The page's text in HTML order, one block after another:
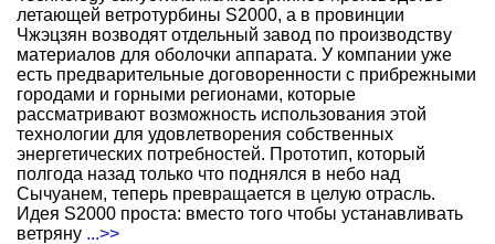
летающей ветротурбины S2000, а в провинции
Чжэцзян возводят отдельный завод по производству
материалов для оболочки аппарата. У компании уже
есть предварительные договоренности с прибрежными
городами и горными регионами, которые
рассматривают возможность использования этой
технологии для удовлетворения собственных
энергетических потребностей. Прототип, который
полгода назад только что поднялся в небо над
Сычуанем, теперь превращается в целую отрасль.
Идея S2000 проста: вместо того чтобы устанавливать
ветряну ...>>